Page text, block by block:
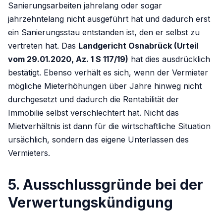
Sanierungsarbeiten jahrelang oder sogar
jahrzehntelang nicht ausgeführt hat und dadurch erst
ein Sanierungsstau entstanden ist, den er selbst zu
vertreten hat. Das Landgericht Osnabrück (Urteil
vom 29.01.2020, Az. 1 S 117/19) hat dies ausdrücklich
bestätigt. Ebenso verhält es sich, wenn der Vermieter
mögliche Mieterhöhungen über Jahre hinweg nicht
durchgesetzt und dadurch die Rentabilität der
Immobilie selbst verschlechtert hat. Nicht das
Mietverhältnis ist dann für die wirtschaftliche Situation
ursächlich, sondern das eigene Unterlassen des
Vermieters.
5. Ausschlussgründe bei der
Verwertungskündigung